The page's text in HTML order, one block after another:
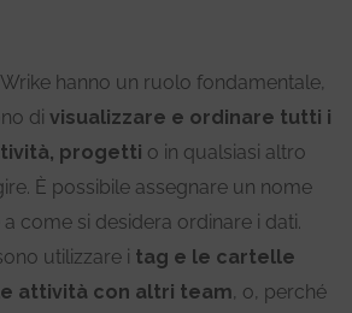
hanno un ruolo fondamentale,
di visualizzare e ordinare tutti i
progetti o in qualsiasi altro
È possibile assegnare un nome
come si desidera ordinare i dati.
utilizzare i tag e le cartelle
attività con altri team, o, perché